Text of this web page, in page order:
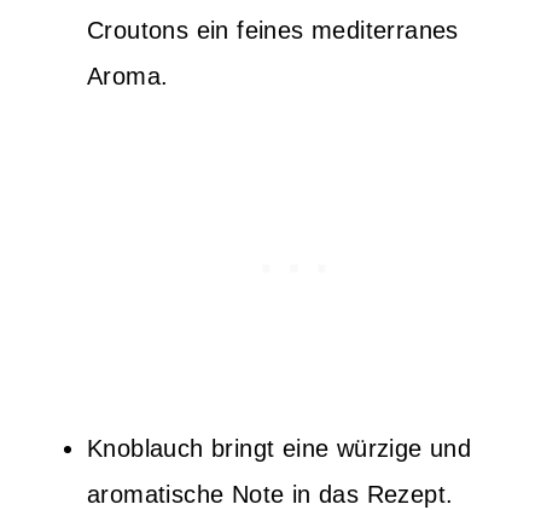
Croutons ein feines mediterranes
Aroma.
Knoblauch bringt eine würzige und
aromatische Note in das Rezept.